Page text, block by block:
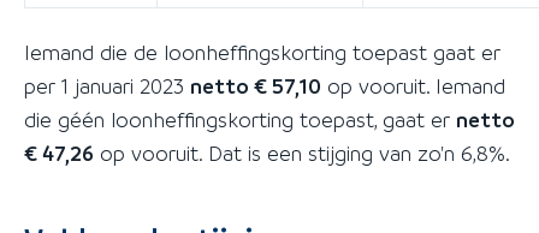
Iemand die de loonheffingskorting toepast gaat er
per 1 januari 2023 netto € 57,10 op vooruit. Iemand
die géén loonheffingskorting toepast, gaat er netto
€ 47,26 op vooruit. Dat is een stijging van zo'n 6,8%.